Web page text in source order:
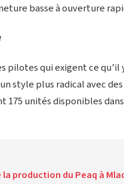
basse à ouverture
pilotes qui exigent ce
style plus radical avec
175 unités disponibles
production du Peaq à